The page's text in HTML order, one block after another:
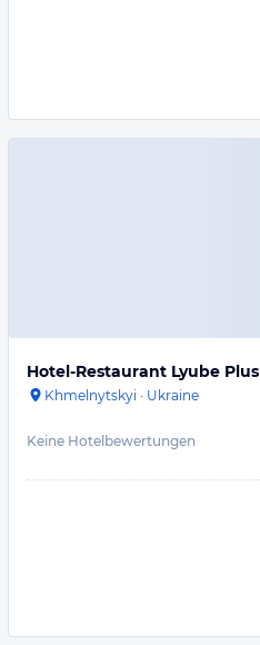
Hotel-Restaurant Lyube Plus
Khmelnytskyi · Ukraine
Keine Hotelbewertungen